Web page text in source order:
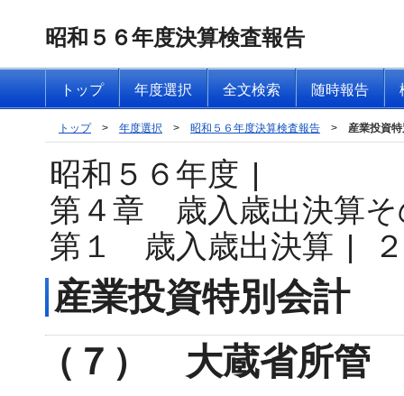
昭和５６年度決算検査報告
トップ 年度選択 全文検索 随時報告
トップ > 年度選択 > 昭和５６年度決算検査報告 > 産業投資
昭和５６年度 |
第４章 歳入歳出決算そ
第１ 歳入歳出決算 |
産業投資特別会計
（７） 大蔵省所管